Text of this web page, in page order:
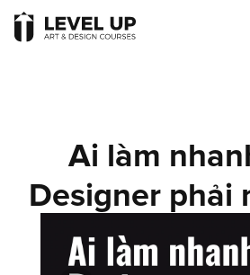
Liên hệ
Ai làm
Designer phải
hơn
Typography